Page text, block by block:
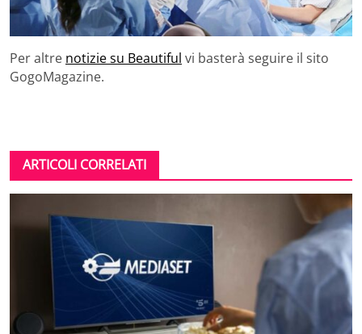
Per altre notizie su Beautiful vi basterà seguire il sito
GogoMagazine.
ARTICOLI CORRELATI